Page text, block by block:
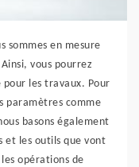
sommes en mesure
vous pourrez
les travaux. Pour
paramètres comme
basons également
et les outils que vont
opérations de